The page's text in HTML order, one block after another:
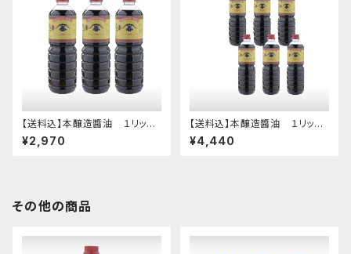
【送料込】本醸造醬油 １リット
ルパックが３本
¥2,970
【送料込】本醸造醬油 １リット
ルパックが６本
¥4,440
その他の商品